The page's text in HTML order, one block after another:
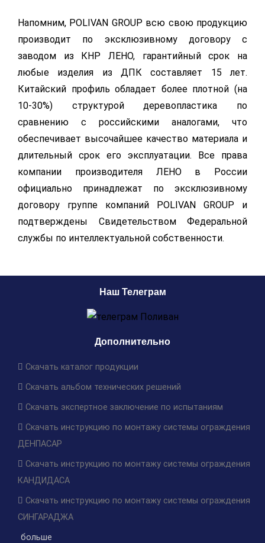
Напомним, POLIVAN GROUP всю свою продукцию
производит по эксклюзивному договору с
заводом из КНР ЛЕНО, гарантийный срок на
любые изделия из ДПК составляет 15 лет.
Китайский профиль обладает более плотной (на
10-30%) структурой деревопластика по
сравнению с российскими аналогами, что
обеспечивает высочайшее качество материала и
длительный срок его эксплуатации. Все права
компании производителя ЛЕНО в России
официально принадлежат по эксклюзивному
договору группе компаний POLIVAN GROUP и
подтверждены Свидетельством Федеральной
службы по интеллектуальной собственности.
Дополнительно
Скачать каталог продукции
Скачать альбом технических решений
Скачать экспертное заключение по испытаниям
Скачать инструкцию по монтажу системы ограждения
ДЕНПАСАР
Скачать инструкцию по монтажу системы ограждения
КАНДИДАСА
Скачать инструкцию по монтажу системы ограждения
СИНГАРАДЖА
больше
Наш Телеграм